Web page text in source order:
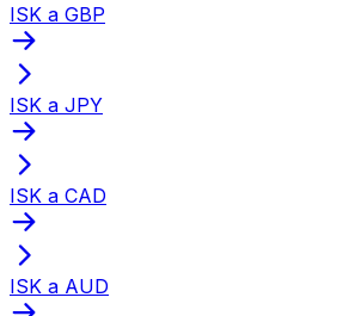
ISK a GBP
ISK a JPY
ISK a CAD
ISK a AUD